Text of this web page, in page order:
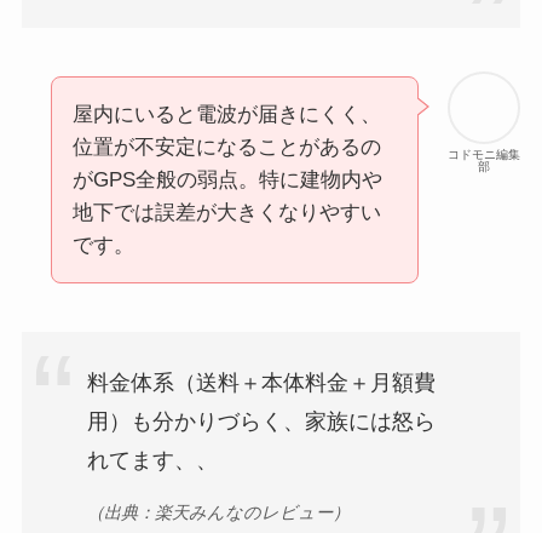
コドモニ編集
部
屋内にいると電波が届きにくく、
位置が不安定になることがあるの
がGPS全般の弱点。特に建物内や
地下では誤差が大きくなりやすい
です。
料金体系（送料＋本体料金＋月額費
用）も分かりづらく、家族には怒ら
れてます、、
（出典：楽天みんなのレビュー）